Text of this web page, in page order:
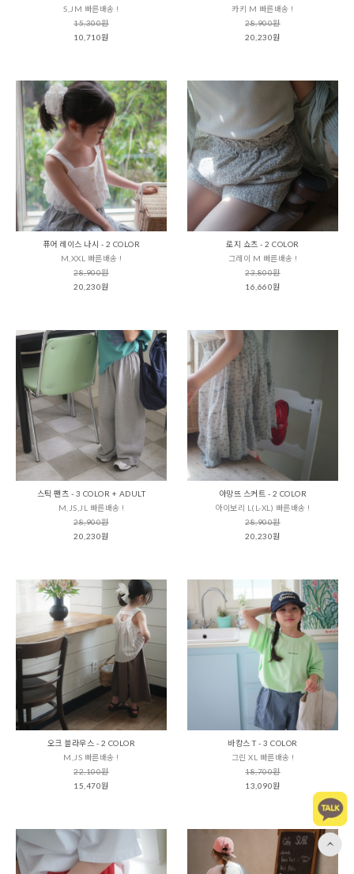
S,JM 빠른배송 !
15,300원
10,710원
카키 M 빠른배송 !
28,900원
20,230원
퓨어 레이스 나시 - 2 COLOR
M,XXL 빠른배송 !
28,900원
20,230원
로지 쇼츠 - 2 COLOR
그레이 M 빠른배송 !
23,800원
16,660원
스틱 팬츠 - 3 COLOR + ADULT
M,JS,JL 빠른배송 !
28,900원
20,230원
아망뜨 스커트 - 2 COLOR
아이보리 L(L-XL) 빠른배송 !
28,900원
20,230원
오크 블라우스 - 2 COLOR
M,JS 빠른배송 !
22,100원
15,470원
바캉스 T - 3 COLOR
그린 XL 빠른배송 !
18,700원
13,090원